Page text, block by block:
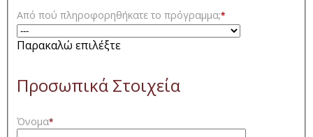
Από πού πληροφορηθήκατε το πρόγραμμα;*
Παρακαλώ επιλέξτε
Προσωπικά Στοιχεία
Όνομα*